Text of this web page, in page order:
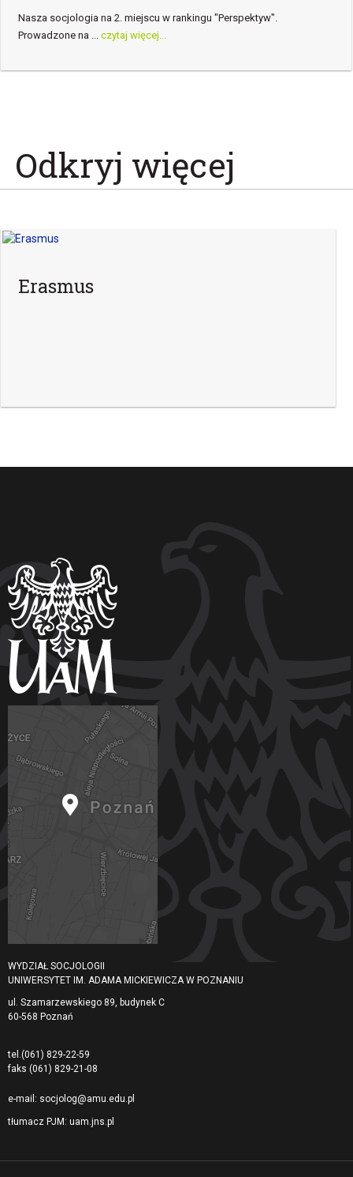
Nasza socjologia na 2. miejscu w rankingu "Perspektyw".
Prowadzone na ... czytaj więcej...
Odkryj więcej
Erasmus
WYDZIAŁ SOCJOLOGII
UNIWERSYTET IM. ADAMA MICKIEWICZA W POZNANIU
ul. Szamarzewskiego 89, budynek C
60-568 Poznań
tel.(061) 829-22-59
faks (061) 829-21-08
e-mail: socjolog@amu.edu.pl
tłumacz PJM: uam.jns.pl